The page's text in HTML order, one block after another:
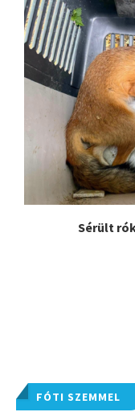
Sérült
FÓTI SZEMMEL